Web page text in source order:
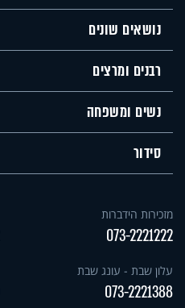
נושאים שונים
רבנים ומרצים
נשים ומשפחה
סידור
מזכירות הידברות
073-2221222
עלון שבת - עונג שבת
073-2221388